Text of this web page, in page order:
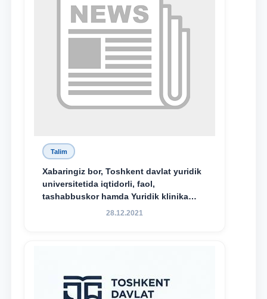
Talim
Xabaringiz bor, Toshkent davlat yuridik
universitetida iqtidorli, faol,
tashabbuskor hamda Yuridik klinika
faoliyatida o‘z bilim va ko‘nikmalarini
28.12.2021